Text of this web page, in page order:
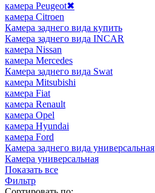
камера Peugeot✖
камера Citroen
Камера заднего вида купить
Камера заднего вида INCAR
камера Nissan
камера Mercedes
Камера заднего вида Swat
камера Mitsubishi
камера Fiat
камера Renault
камера Opel
камера Hyundai
камера Ford
Камера заднего вида универсальная
Камера универсальная
Показать все
Фильтр